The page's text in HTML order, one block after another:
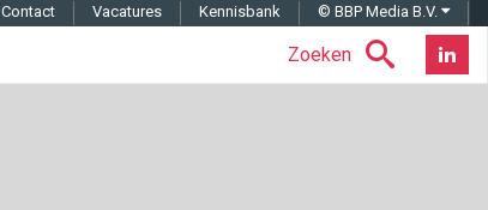
Zoeken
Contact Vacatures Kennisbank © BBP Media B.V.